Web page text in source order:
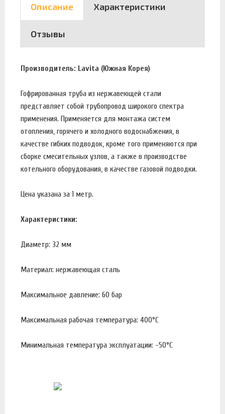
Описание Характеристики
Отзывы
Производитель: Lavita (Южная Корея)
Гофрированная труба из нержавеющей стали
представляет собой трубопровод широкого спектра
применения. Применяется для монтажа систем
отопления, горячего и холодного водоснабжения, в
качестве гибких подводок, кроме того применяются при
сборке смесительных узлов, а также в производстве
котельного оборудования, в качестве газовой подводки.
Цена указана за 1 метр.
Характеристики:
Диаметр: 32 мм
Материал: нержавеющая сталь
Максимальное давление: 60 бар
Максимальная рабочая температура: 400°С
Минимальная температура эксплуатации: -50°С